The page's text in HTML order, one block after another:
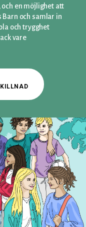
en möjlighet att
Barn och samlar in
och trygghet
vare